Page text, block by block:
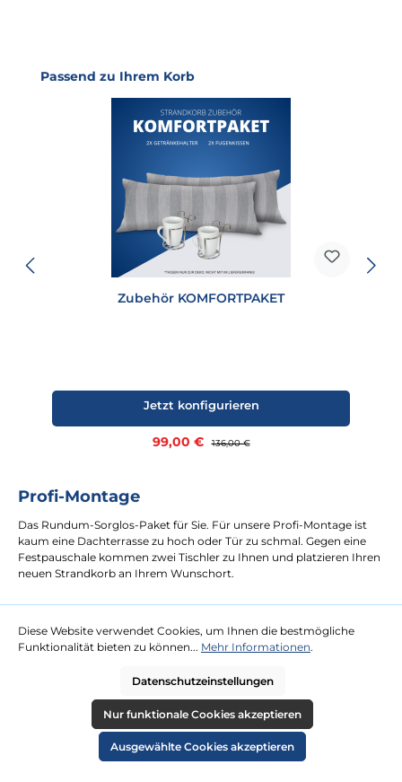
Produktgalerie überspringen
Passend zu Ihrem Korb
Zubehör KOMFORTPAKET
Verkaufspreis:
99,00 € Regulärer Preis:
136,00 €
Jetzt konfigurieren
Profi-Montage
Das Rundum-Sorglos-Paket für Sie. Für unsere Profi-Montage ist
kaum eine Dachterrasse zu hoch oder Tür zu schmal. Gegen eine
Festpauschale kommen zwei Tischler zu Ihnen und platzieren Ihren
neuen Strandkorb an Ihrem Wunschort.
Diese Website verwendet Cookies, um Ihnen die bestmögliche
Funktionalität bieten zu können... Mehr Informationen.
Datenschutzeinstellungen
Nur funktionale Cookies akzeptieren
Ausgewählte Cookies akzeptieren